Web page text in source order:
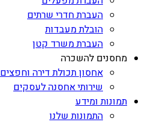
העברת חדרי שרתים
הובלת מעבדות
העברת משרד קטן
מחסנים להשכרה
אחסון תכולת דירה וחפצים
שירותי אחסנה לעסקים
תמונות ומידע
התמונות שלנו